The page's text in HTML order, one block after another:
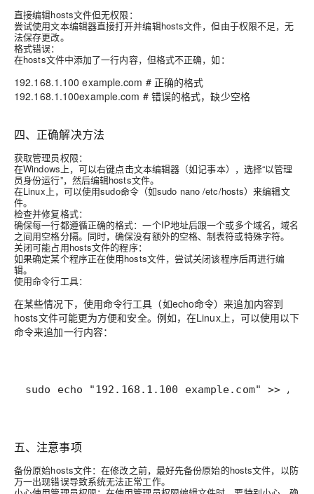
直接编辑hosts文件但无权限：
尝试使用文本编辑器直接打开并编辑hosts文件，但由于权限不足，无
法保存更改。
格式错误：
在hosts文件中添加了一行内容，但格式不正确，如：
192.168.1.100 example.com # 正确的格式
192.168.1.100example.com # 错误的格式，缺少空格
四、正确解决方法
获取管理员权限：
在Windows上，可以右键点击文本编辑器（如记事本），选择“以管理
员身份运行”，然后编辑hosts文件。
在Linux上，可以使用sudo命令（如sudo nano /etc/hosts）来编辑文
件。
检查并修复格式：
确保每一行都遵循正确的格式：一个IP地址后跟一个或多个域名，域名
之间用空格分隔。同时，确保没有额外的空格、制表符或特殊字符。
关闭可能占用hosts文件的程序：
如果确定某个程序正在使用hosts文件，尝试关闭该程序后再进行编
辑。
使用命令行工具：
在某些情况下，使用命令行工具（如echo命令）来追加内容到
hosts文件可能更为方便和安全。例如，在Linux上，可以使用以下
命令来追加一行内容：
sudo echo "192.168.1.100 example.com" >> /
五、注意事项
备份原始hosts文件：在修改之前，最好先备份原始的hosts文件，以防
万一出现错误导致系统无法正常工作。